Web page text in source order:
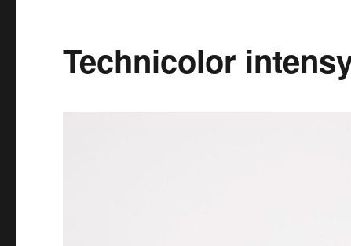
Technicolor